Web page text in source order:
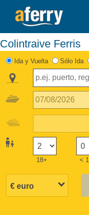
Colintraive Ferris
Ida y Vuelta Sólo Ida
18+ <